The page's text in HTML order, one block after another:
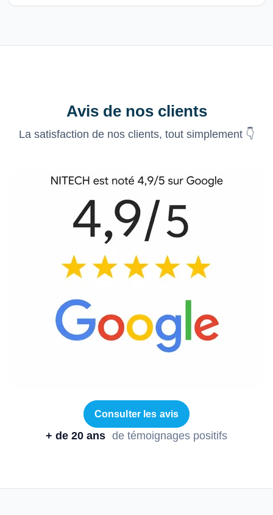
Avis de nos clients
La satisfaction de nos clients, tout simplement 👇
Consulter les avis
+ de 20 ans de témoignages positifs